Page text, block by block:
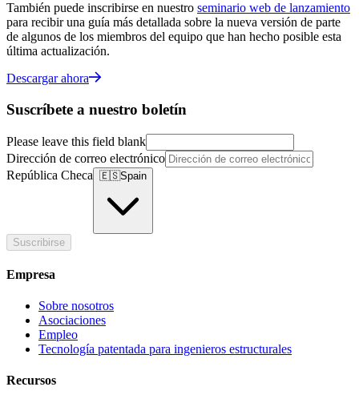
También puede inscribirse en nuestro seminario web de lanzamiento
para recibir una guía más detallada sobre la nueva versión de parte
de algunos de los miembros del equipo que han hecho posible esta
última actualización.
Descargar ahora
Suscríbete a nuestro boletín
Please leave this field blank
Dirección de correo electrónico
República Checa 🇪🇸Spain
Suscribirse
Empresa
Sobre nosotros
Asociaciones
Empleo
Tecnología patentada para ingenieros estructurales
Recursos